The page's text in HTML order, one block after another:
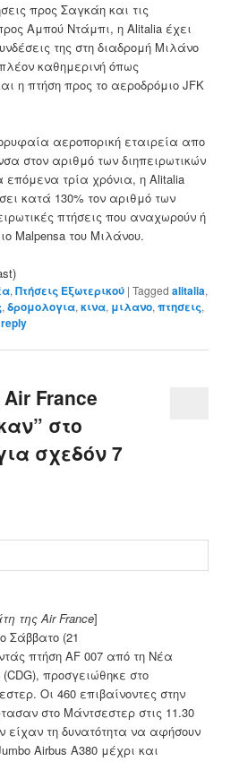
προς Σαγκάη και τις
Αμπού Ντάμπι, η Alitalia έχει
της στη διαδρομή Μιλάνο
καθημερινή όπως
η πτήση προς το αεροδρόμιο JFK
αεροπορική εταιρεία απο
στον αριθμό των διηπειρωτικών
επόμενα τρία χρόνια, η Alitalia
κατά 130% τον αριθμό των
πτήσεις που αναχωρούν ή
Malpensa του Μιλάνου.
,Πτήσεις Εξωτερικού |Tagged alitalia,
,δρομολογια,κινα, μιλανο,πτησεις,
France
στο
σχεδόν 7
της Air France]
Σάββατο (21
πτήση AF 007 από τη Νέα
προσγειώθηκε στο
Οι 460 επιβαίνοντες στην
στο Μάντσεστερ στις 11.30
είχαν τη δυνατότητα να αφήσουν
Airbus A380 μέχρι και